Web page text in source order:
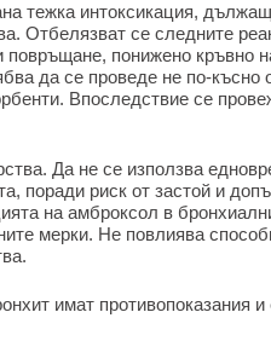
тежка интоксикация,
Отбелязват се следните
повръщане, понижено кръвно
да се проведе не по-късно
Впоследствие се
Да не се използва
поради риск от застой и
на амброксол в
мерки. Не повлиява
имат противопоказания